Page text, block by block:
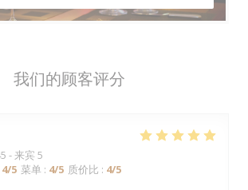
我们的顾客评分
- 来宾 5
4/5 菜单 : 4/5 质价比 : 4/5